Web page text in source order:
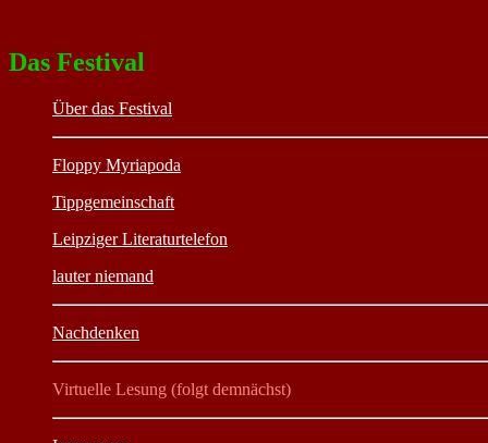
Das Festival
Über das Festival
Floppy Myriapoda
Tippgemeinschaft
Leipziger Literaturtelefon
lauter niemand
Nachdenken
Virtuelle Lesung (folgt demnächst)